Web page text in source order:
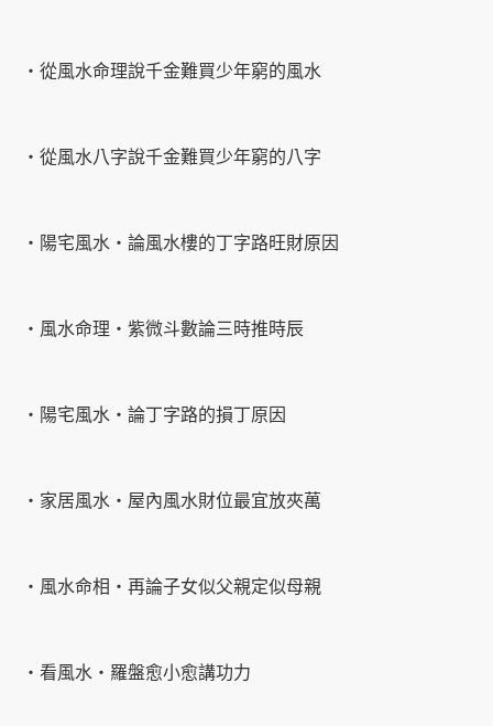
‧從風水命理說千金難買少年窮的風水
‧從風水八字說千金難買少年窮的八字
‧陽宅風水‧論風水樓的丁字路旺財原因
‧風水命理‧紫微斗數論三時推時辰
‧陽宅風水‧論丁字路的損丁原因
‧家居風水‧屋內風水財位最宜放夾萬
‧風水命相‧再論子女似父親定似母親
‧看風水‧羅盤愈小愈講功力